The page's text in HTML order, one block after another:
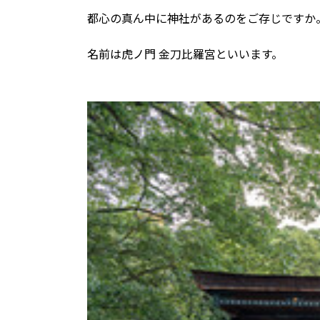
都心の真ん中に神社があるのをご存じですか
名前は虎ノ門 金刀比羅宮といいます。